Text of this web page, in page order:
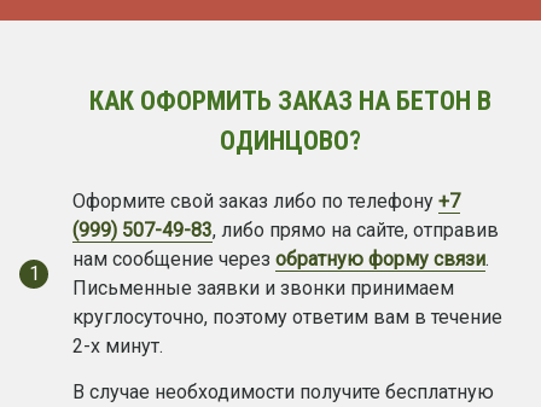
КАК ОФОРМИТЬ ЗАКАЗ НА БЕТОН В
ОДИНЦОВО?
1
Оформите свой заказ либо по телефону +7
(999) 507-49-83, либо прямо на сайте, отправив
нам сообщение через обратную форму связи.
Письменные заявки и звонки принимаем
круглосуточно, поэтому ответим вам в течение
2-х минут.
В случае необходимости получите бесплатную